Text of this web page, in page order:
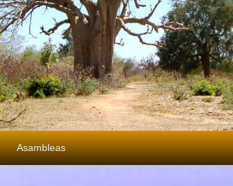
Asambleas